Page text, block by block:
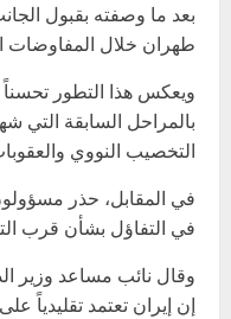
بعد ما وصفته بقبول
طهران خلال المفاوضات
ويعكس هذا التطور
بالمراحل السابقة
التخصيب النووي
في المقابل، حذر
في التفاؤل بشأن قرب
وقال نائب مساعد وزير
إن إيران تعتمد تقليدياً